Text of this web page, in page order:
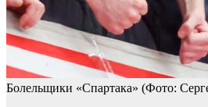
Болельщики «Спартака» (Фото: